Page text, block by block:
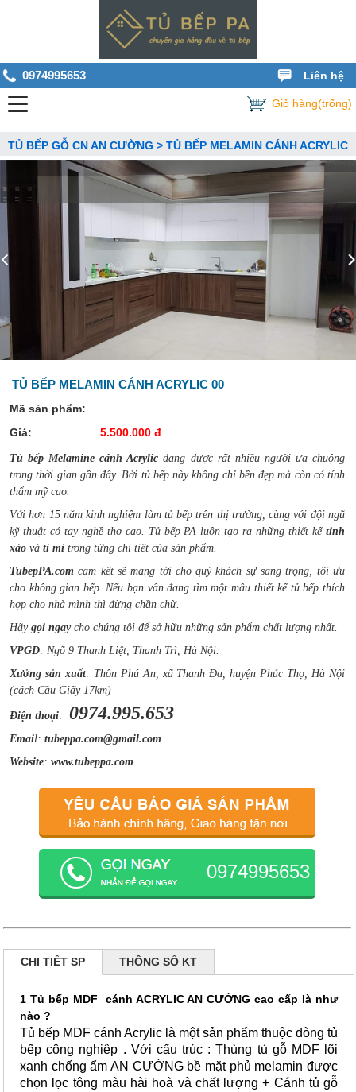
0974995653 Liên hệ
Giỏ hàng(trống)
TỦ BẾP GỖ CN AN CƯỜNG > TỦ BẾP MELAMIN CÁNH ACRYLIC
TỦ BẾP MELAMIN CÁNH ACRYLIC 00
Mã sản phẩm:
Giá:
5.500.000 đ
Tủ bếp Melamine cánh Acrylicđang được rất nhiều người ưa chuộng
trong thời gian gần đây. Bởi tủ bếp này không chỉ bền đẹp mà còn có tính
thẩm mỹ cao.
Với hơn 15 năm kinh nghiệm làm tủ bếp trên thị trường, cùng với đội ngũ
kỹ thuật có tay nghề thợ cao. Tủ bếp PA luôn tạo ra những thiết kếtinh
xảo và tỉ mỉ trong từng chi tiết của sản phẩm.
TubepPA.com cam kết sẽ mang tới cho quý khách sự sang trọng, tối ưu
cho không gian bếp. Nếu bạn vẫn đang tìm một mẫu thiết kế tủ bếp thích
hợp cho nhà mình thì đừng chần chừ.
Hãy gọi ngaycho chúng tôi để sở hữu những sản phẩm chất lượng nhất.
VPGD: Ngõ 9 Thanh Liệt, Thanh Trì, Hà Nội.
Xưởng sản xuất: Thôn Phú An, xã Thanh Đa, huyện Phúc Thọ, Hà Nội
(cách Cầu Giấy 17km)
Điện thoại: 0974.995.653
Email: tubeppa.com@gmail.com
Website: www.tubeppa.com
0974995653
CHI TIẾT SP THÔNG SỐ KT
1 Tủ bếp MDF cánh ACRYLIC AN CƯỜNG cao cấp là như
nào ?
Tủ bếp MDF cánh Acrylic là một sản phẩm thuộc dòng tủ
bếp công nghiệp . Với cấu trúc :Thùng tủ gỗ MDF lõi
xanh chống ẩm AN CƯỜNG bề mặt phủ melamin được
chọn lọc tông màu hài hoà và chất lượng + Cánh tủ gỗ